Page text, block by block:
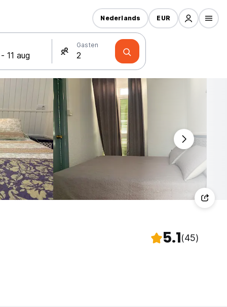
Gasten
Nederlands EUR
5.1(45)